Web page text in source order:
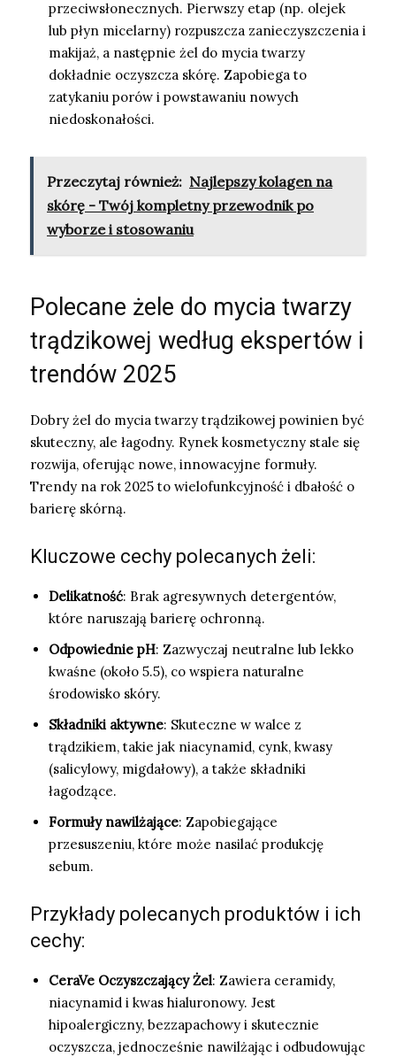
przeciwsłonecznych. Pierwszy etap (np. olejek
lub płyn micelarny) rozpuszcza zanieczyszczenia i
makijaż, a następnie żel do mycia twarzy
dokładnie oczyszcza skórę. Zapobiega to
zatykaniu porów i powstawaniu nowych
niedoskonałości.
Przeczytaj również: Najlepszy kolagen na
skórę - Twój kompletny przewodnik po
wyborze i stosowaniu
Polecane żele do mycia twarzy
trądzikowej według ekspertów i
trendów 2025
Dobry żel do mycia twarzy trądzikowej powinien być
skuteczny, ale łagodny. Rynek kosmetyczny stale się
rozwija, oferując nowe, innowacyjne formuły.
Trendy na rok 2025 to wielofunkcyjność i dbałość o
barierę skórną.
Kluczowe cechy polecanych żeli:
Delikatność: Brak agresywnych detergentów,
które naruszają barierę ochronną.
Odpowiednie pH: Zazwyczaj neutralne lub lekko
kwaśne (około 5.5), co wspiera naturalne
środowisko skóry.
Składniki aktywne: Skuteczne w walce z
trądzikiem, takie jak niacynamid, cynk, kwasy
(salicylowy, migdałowy), a także składniki
łagodzące.
Formuły nawilżające: Zapobiegające
przesuszeniu, które może nasilać produkcję
sebum.
Przykłady polecanych produktów i ich
cechy:
CeraVe Oczyszczający Żel: Zawiera ceramidy,
niacynamid i kwas hialuronowy. Jest
hipoalergiczny, bezzapachowy i skutecznie
oczyszcza, jednocześnie nawilżając i odbudowując